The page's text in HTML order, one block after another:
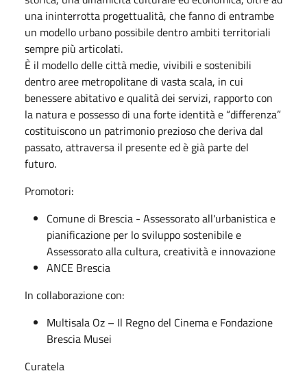
una ininterrotta progettualità, che fanno di entrambe
un modello urbano possibile dentro ambiti territoriali
sempre più articolati.
È il modello delle città medie, vivibili e sostenibili
dentro aree metropolitane di vasta scala, in cui
benessere abitativo e qualità dei servizi, rapporto con
la natura e possesso di una forte identità e “differenza”
costituiscono un patrimonio prezioso che deriva dal
passato, attraversa il presente ed è già parte del
futuro.
Promotori:
Comune di Brescia - Assessorato all'urbanistica e
pianificazione per lo sviluppo sostenibile e
Assessorato alla cultura, creatività e innovazione
ANCE Brescia
In collaborazione con:
Multisala Oz – Il Regno del Cinema e Fondazione
Brescia Musei
Curatela